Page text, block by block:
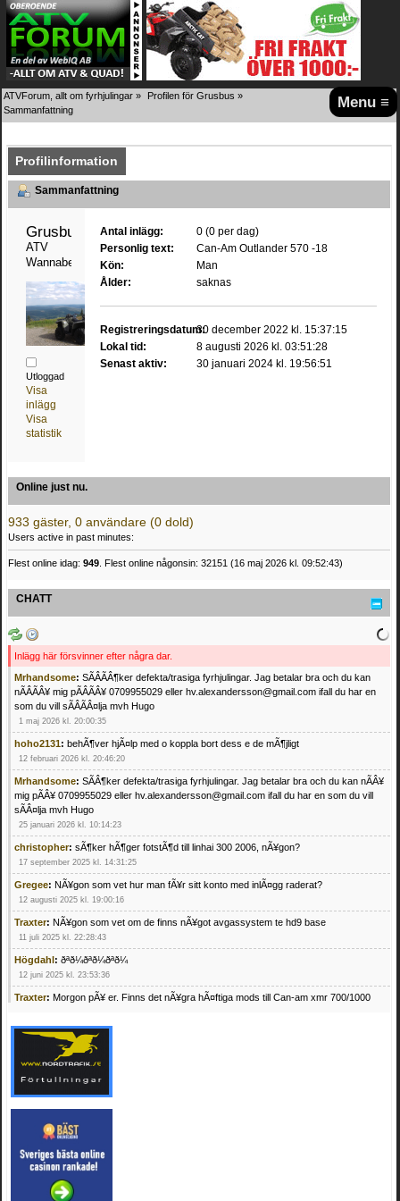
Menu ≡
ATVForum, allt om fyrhjulingar » Profilen för Grusbus »
Sammanfattning
Profilinformation
Sammanfattning
ATV
Wannabe
Utloggad
Visa
inlägg
Visa
statistik
Antal inlägg:
0 (0 per dag)
Personlig text:
Can-Am Outlander 570 -18
Kön:
Man
Ålder:
saknas
Registreringsdatum:30 december 2022 kl. 15:37:15
Lokal tid:
8 augusti 2026 kl. 03:51:28
Senast aktiv:
30 januari 2024 kl. 19:56:51
Online just nu.
933 gäster, 0 användare (0 dold)
Users active in past minutes:
Flest online idag: 949 . Flest online någonsin: 32151 (16 maj 2026 kl. 09:52:43)
CHATT
Inlägg här försvinner efter några dar.
Mrhandsome: SÃÂÃÂ¶ker defekta/trasiga fyrhjulingar. Jag betalar bra och du kan
nÃÂÃÂ¥ mig pÃÂÃÂ¥ 0709955029 eller hv.alexandersson@gmail.com ifall du har en
som du vill sÃÂÃÂ¤lja mvh Hugo
1 maj 2026 kl. 20:00:35
hoho2131: behÃ¶ver hjÃ¤lp med o koppla bort dess e de mÃ¶jligt
12 februari 2026 kl. 20:46:20
Mrhandsome: SÃÂ¶ker defekta/trasiga fyrhjulingar. Jag betalar bra och du kan nÃÂ¥
mig pÃÂ¥ 0709955029 eller hv.alexandersson@gmail.com ifall du har en som du vill
sÃÂ¤lja mvh Hugo
25 januari 2026 kl. 10:14:23
christopher: sÃ¶ker hÃ¶ger fotstÃ¶d till linhai 300 2006, nÃ¥gon?
17 september 2025 kl. 14:31:25
Gregee: NÃ¥gon som vet hur man fÃ¥r sitt konto med inlÃ¤gg raderat?
12 augusti 2025 kl. 19:00:16
Traxter: NÃ¥gon som vet om de finns nÃ¥got avgassystem te hd9 base
11 juli 2025 kl. 22:28:43
Högdahl: ðªð¼ðªð¼ðªð¼
12 juni 2025 kl. 23:53:36
Traxter: Morgon pÃ¥ er. Finns det nÃ¥gra hÃ¤ftiga mods till Can-am xmr 700/1000
Mrhandsome:SÃ¶ker defekta/trasiga fyrhjulingar. Jag betalar bra och du kan nÃ¥ mig
pÃ¥ 0709955029 eller hv.alexandersson@gmail.com ifall du har en som du vill sÃ¤lja
mvh Hugo
21 februari 2025 kl. 09:25:52
Oscar5:NÃ¥gon som vet vad man kan begÃ¤ra fÃ¶r en Honda TRX 350 FE 2005
4 februari 2025 kl. 19:20:50
Oscar5:44
4 februari 2025 kl. 19:15:36
Greger59:NÃ¤gon som vet har en Cetek 500 EFI